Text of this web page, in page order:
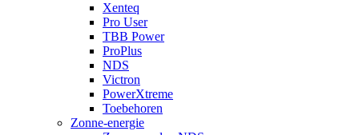
Xenteq
Pro User
TBB Power
ProPlus
NDS
Victron
PowerXtreme
Toebehoren
Zonne-energie